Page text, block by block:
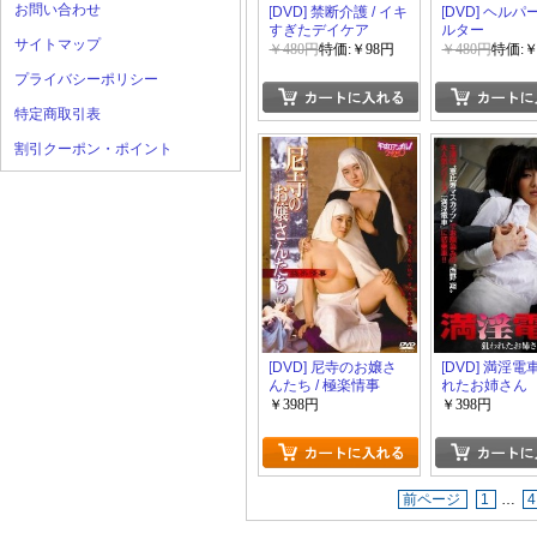
お問い合わせ
サイトマップ
プライバシーポリシー
特定商取引表
割引クーポン・ポイント
[DVD] 禁断介護 / イキ
すぎたデイケア
￥480円特価:￥98円
[DVD] ヘルパ
ルター
￥480円特価:
[DVD] 尼寺のお嬢さ
んたち / 極楽情事
￥398円
[DVD] 満淫電
れたお姉さん
￥398円
前ページ 1 … 4